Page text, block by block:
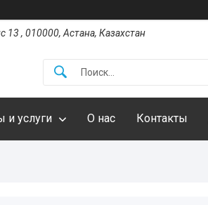
13 , 010000, Астана, Казахстан
и услуги О нас Контакты